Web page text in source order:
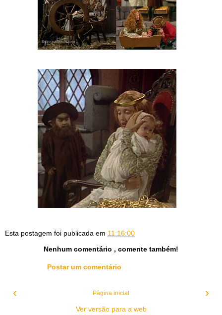
Esta postagem foi publicada em 11:16:00
Nenhum comentário , comente também!
Postar um comentário
‹ ›
Página inicial
Ver versão para a web